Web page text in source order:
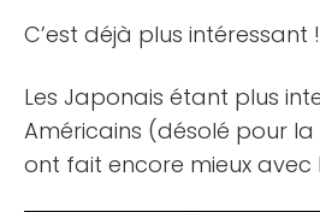
C’est déjà plus intéressant !
Les Japonais étant plus
Américains (désolé pour la
ont fait encore mieux avec